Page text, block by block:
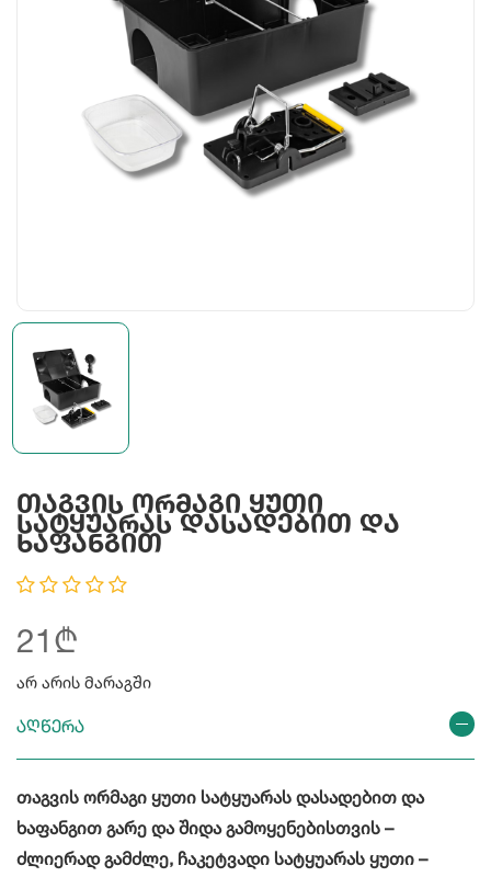
Თაგვის Ორმაგი Ყუთი
Სატყუარას Დასადებით Და
Ხაფანგით
21₾
არ არის მარაგში
აღწერა
თაგვის ორმაგი ყუთი სატყუარას დასადებით და
ხაფანგით გარე და შიდა გამოყენებისთვის –
ძლიერად გამძლე, ჩაკეტვადი სატყუარას ყუთი –